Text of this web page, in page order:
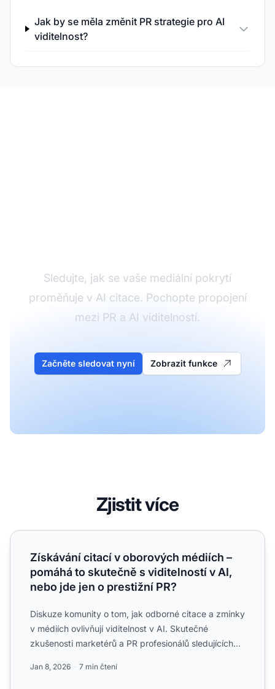
Jak by se měla změnit PR strategie pro AI
viditelnost?
Sledujte, jak se vaše mediální pokrytí
proměňuje v AI citace. Pochopte propojení
mezi PR a AI viditelností.
Začněte sledovat nyní Zobrazit funkce
Zjistit více
Získávání citací v oborových médiích – pomáhá to
Získávání citací v oborových médiích –
pomáhá to skutečně s viditelností v AI,
nebo jde jen o prestižní PR?
Diskuze komunity o tom, jak odborné citace a zmínky
v médiích ovlivňují viditelnost v AI. Skutečné
zkušenosti marketérů a PR profesionálů sledujících
Jan 8, 2026 7 min čtení